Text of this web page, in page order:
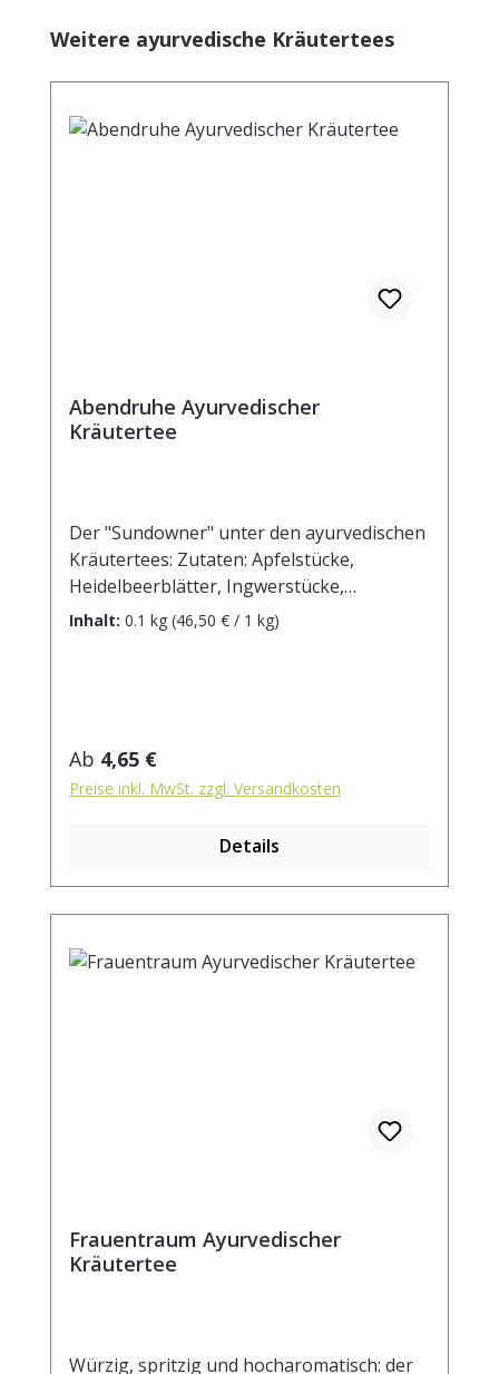
Produktgalerie überspringen
Weitere ayurvedische Kräutertees
Abendruhe Ayurvedischer
Kräutertee
Der "Sundowner" unter den ayurvedischen
Kräutertees: Zutaten: Apfelstücke,
Heidelbeerblätter, Ingwerstücke,
Orangenschalen, Zimtrinde,
Cardamom. Zubereitung: ca. 15g Tee mit 1
l. kochendem Wasser aufgiessen. Ziehzeit:
max.10 min.
Inhalt: 0.1 kg (46,50 € / 1 kg)
Regulärer Preis:
Ab 4,65 €
Preise inkl. MwSt. zzgl. Versandkosten
Details
Frauentraum Ayurvedischer
Kräutertee
Würzig, spritzig und hocharomatisch: der